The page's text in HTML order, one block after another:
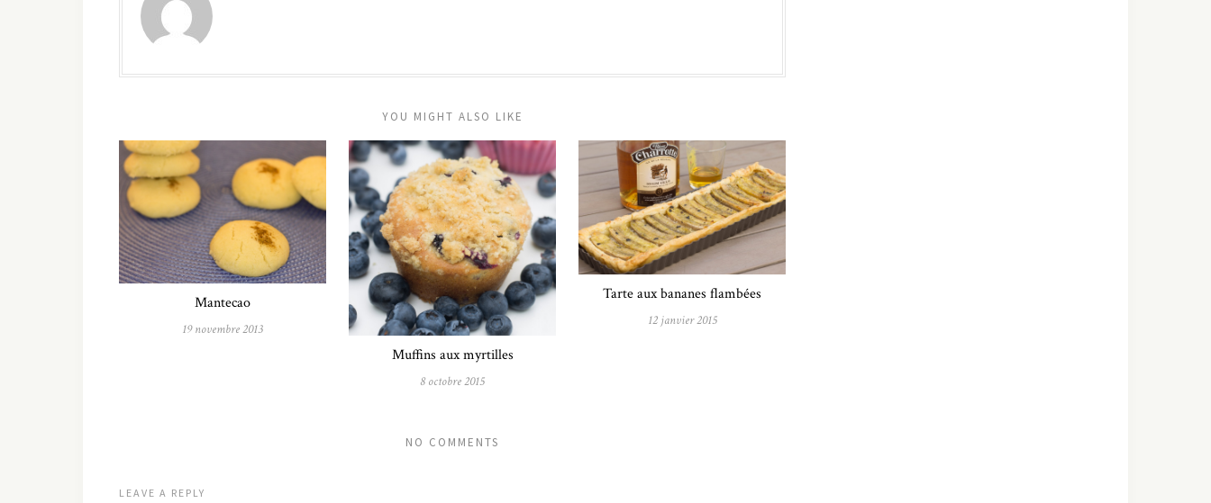
YOU MIGHT ALSO LIKE
Mantecao
19 novembre 2013
Muffins aux myrtilles
8 octobre 2015
Tarte aux bananes flambées
12 janvier 2015
NO COMMENTS
LEAVE A REPLY